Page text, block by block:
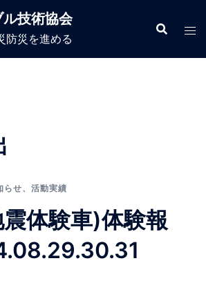
技術協会
防災を進める
らせ、 活動実績
体験車)体験報